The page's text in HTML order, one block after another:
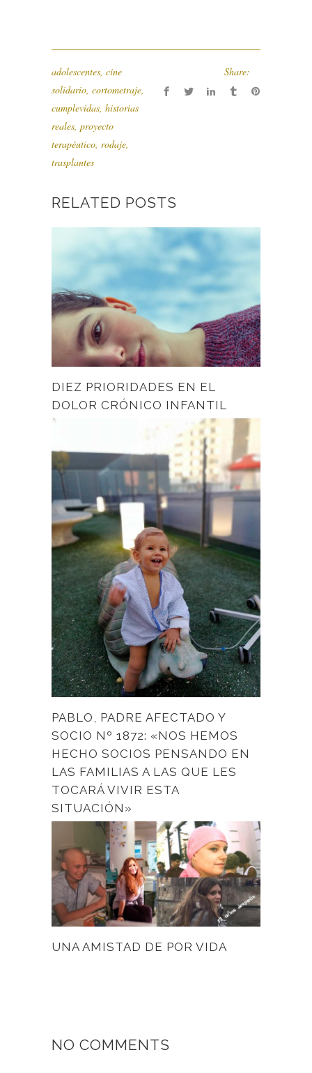
adolescentes, cine
solidario, cortometraje,
cumplevidas, historias
reales, proyecto
terapéutico, rodaje,
trasplantes
Share:
RELATED POSTS
DIEZ PRIORIDADES EN EL
DOLOR CRÓNICO INFANTIL
PABLO, PADRE AFECTADO Y
SOCIO Nº 1872: «NOS HEMOS
HECHO SOCIOS PENSANDO EN
LAS FAMILIAS A LAS QUE LES
TOCARÁ VIVIR ESTA
SITUACIÓN»
UNA AMISTAD DE POR VIDA
NO COMMENTS